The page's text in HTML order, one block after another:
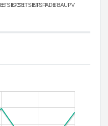
ETSIGCT
ETSIIETSINFETSITFADEFBAUPV